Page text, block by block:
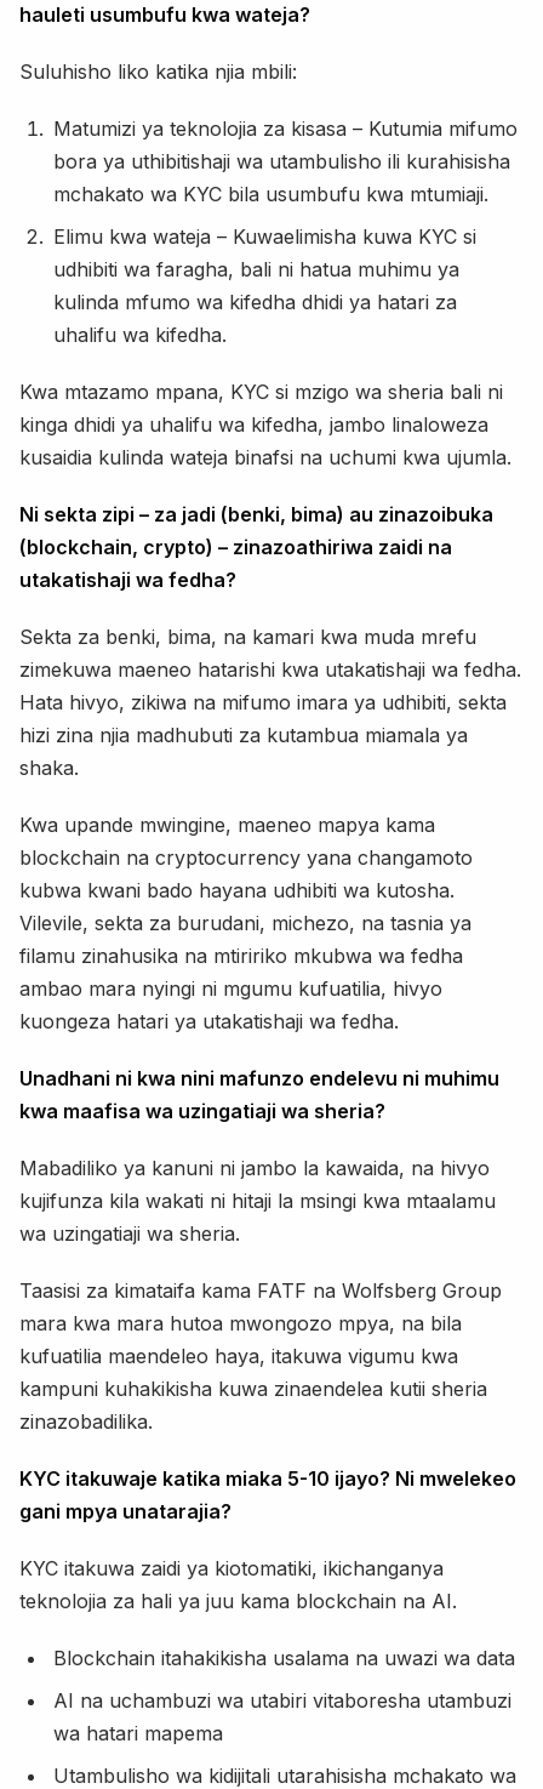
hauleti usumbufu kwa wateja?
Suluhisho liko katika njia mbili:
Matumizi ya teknolojia za kisasa – Kutumia mifumo
bora ya uthibitishaji wa utambulisho ili kurahisisha
mchakato wa KYC bila usumbufu kwa mtumiaji.
Elimu kwa wateja – Kuwaelimisha kuwa KYC si
udhibiti wa faragha, bali ni hatua muhimu ya
kulinda mfumo wa kifedha dhidi ya hatari za
uhalifu wa kifedha.
Kwa mtazamo mpana, KYC si mzigo wa sheria bali ni
kinga dhidi ya uhalifu wa kifedha, jambo linaloweza
kusaidia kulinda wateja binafsi na uchumi kwa ujumla.
Ni sekta zipi – za jadi (benki, bima) au zinazoibuka
(blockchain, crypto) – zinazoathiriwa zaidi na
utakatishaji wa fedha?
Sekta za benki, bima, na kamari kwa muda mrefu
zimekuwa maeneo hatarishi kwa utakatishaji wa fedha.
Hata hivyo, zikiwa na mifumo imara ya udhibiti, sekta
hizi zina njia madhubuti za kutambua miamala ya
shaka.
Kwa upande mwingine, maeneo mapya kama
blockchain na cryptocurrency yana changamoto
kubwa kwani bado hayana udhibiti wa kutosha.
Vilevile, sekta za burudani, michezo, na tasnia ya
filamu zinahusika na mtiririko mkubwa wa fedha
ambao mara nyingi ni mgumu kufuatilia, hivyo
kuongeza hatari ya utakatishaji wa fedha.
Unadhani ni kwa nini mafunzo endelevu ni muhimu
kwa maafisa wa uzingatiaji wa sheria?
Mabadiliko ya kanuni ni jambo la kawaida, na hivyo
kujifunza kila wakati ni hitaji la msingi kwa mtaalamu
wa uzingatiaji wa sheria.
Taasisi za kimataifa kama FATF na Wolfsberg Group
mara kwa mara hutoa mwongozo mpya, na bila
kufuatilia maendeleo haya, itakuwa vigumu kwa
kampuni kuhakikisha kuwa zinaendelea kutii sheria
zinazobadilika.
KYC itakuwaje katika miaka 5-10 ijayo? Ni mwelekeo
gani mpya unatarajia?
KYC itakuwa zaidi ya kiotomatiki, ikichanganya
teknolojia za hali ya juu kama blockchain na AI.
Blockchain itahakikisha usalama na uwazi wa data
AI na uchambuzi wa utabiri vitaboresha utambuzi
wa hatari mapema
Utambulisho wa kidijitali utarahisisha mchakato wa